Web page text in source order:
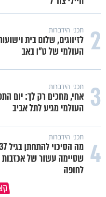
2 תכני הידברות
לזיווגים, שלום בית
העולמי של ט"ו באב
3 תכני הידברות
אחי, מחכים רק לך: יום
העולמי מגיע לתל אביב
4 תכני הידברות
שסיימה עשור של אכזבות
לחופה
כך תשמרו על עצמכם ועל בני